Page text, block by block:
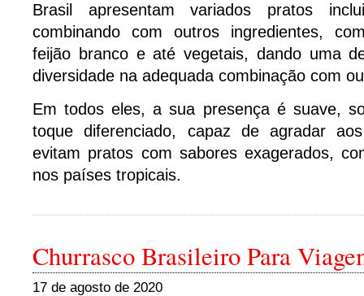
Brasil apresentam variados pratos
combinando com outros ingredientes,
feijão branco e até vegetais, dando uma
diversidade na adequada combinação com
Em todos eles, a sua presença é suave,
toque diferenciado, capaz de agradar
evitam pratos com sabores exagerados,
nos países tropicais.
Churrasco Brasileiro Para
17 de agosto de 2020